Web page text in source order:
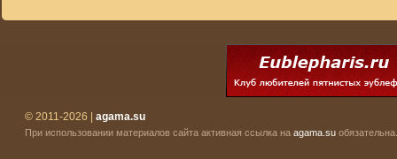
© 2011-2026 | agama.su
При использовании материалов сайта активная ссылка на agama.su обязательна.